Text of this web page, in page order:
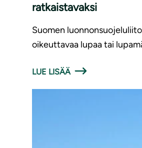
ratkaistavaksi
Suomen
oikeuttavaa lupaa tai
LUE LISÄÄ